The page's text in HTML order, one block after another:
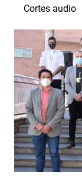
Cortes audio